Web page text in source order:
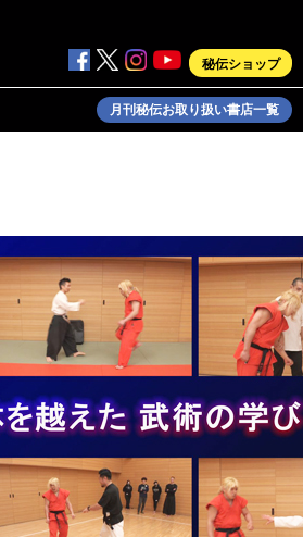
秘伝ショップ
月刊秘伝お取り扱い書店一覧